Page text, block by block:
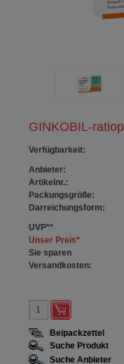
GINKOBIL-
Verfügbarkeit:
Anbieter:
Artikelnr.:
Packungsgröße:
Darreichungsform:
UVP**
Unser Preis*
Sie sparen
Versandkosten:
Beipackzettel
Suche Produkt
Suche Anbieter